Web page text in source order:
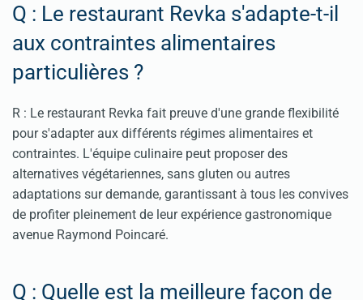
Q : Le restaurant Revka s'adapte-t-il
aux contraintes alimentaires
particulières ?
R : Le restaurant Revka fait preuve d'une grande flexibilité
pour s'adapter aux différents régimes alimentaires et
contraintes. L'équipe culinaire peut proposer des
alternatives végétariennes, sans gluten ou autres
adaptations sur demande, garantissant à tous les convives
de profiter pleinement de leur expérience gastronomique
avenue Raymond Poincaré.
Q : Quelle est la meilleure façon de